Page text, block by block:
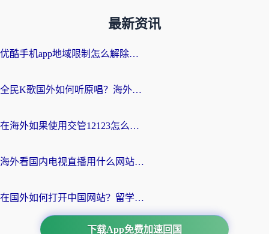
最新资讯
优酷手机app地域限制怎么解除？海外党亲测有效的追剧方案
全民K歌国外如何听原唱？海外党亲测有效的回国加速器选择指南
在海外如果使用交管12123怎么处理？留学生亲测有效的回国加速方案
海外看国内电视直播用什么网站比较好？一篇解决你所有追剧难题的实用指南
在国外如何打开中国网站？留学生与海外华人的无缝访问指南
下载App免费加速回国